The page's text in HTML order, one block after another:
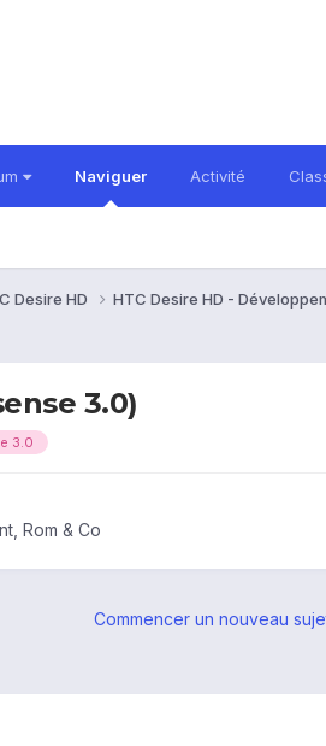
Naviguer Activité
Desire HD HTC Desire HD -
3.0)
3.0
Rom & Co
Commencer un nouveau